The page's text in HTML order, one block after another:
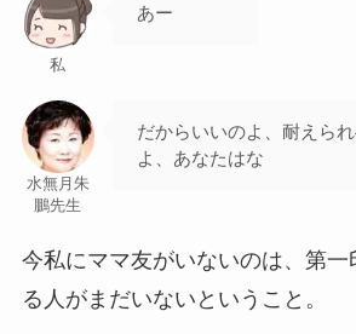
私
あー
水無月朱
鵬先生
だからいいのよ、耐えら
よ、あなたはな
今私にママ友がいないのは、第
る人がまだいないということ。